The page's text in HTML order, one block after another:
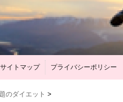
サイトマップ プライバシーポリシー
のダイエット >